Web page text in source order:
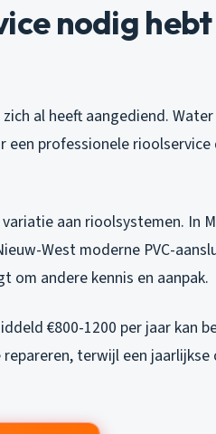
nodig hebt
al heeft aangediend.
een professionele
aan rioolsystemen. In
West moderne PVC-
om andere kennis en aanpak.
€800-1200 per jaar kan
terwijl een